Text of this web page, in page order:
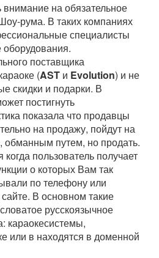
внимание на обязательное
рума. В таких компаниях
специалисты
оборудования.
поставщика
(AST и Evolution) и не
скидки и подарки. В
постигнуть
показала что продавцы
на продажу, пойдут на
обманным путем, но продать.
пользователь получает
о которых Вам так
по телефону или
В основном такие
русскоязычное
караокесистемы,
или в находятся в доменной